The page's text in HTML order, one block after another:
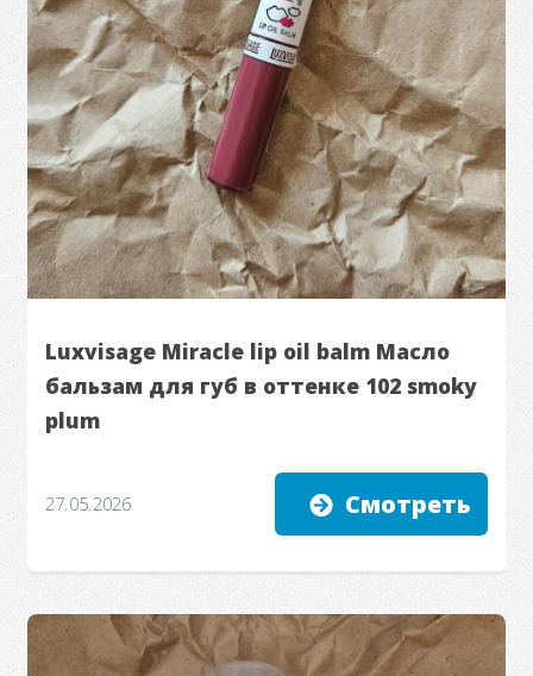
Luxvisage Miracle lip oil balm Масло
бальзам для губ в оттенке 102 smoky
plum
27.05.2026 Смотреть